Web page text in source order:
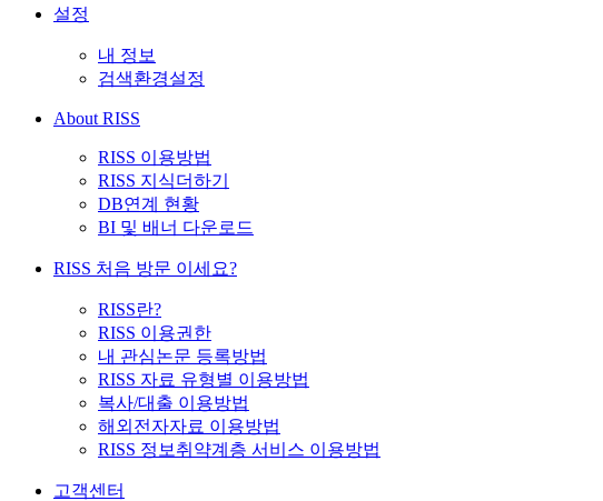
설정
내 정보
검색환경설정
About RISS
RISS 이용방법
RISS 지식더하기
DB연계 현황
BI 및 배너 다운로드
RISS 처음 방문 이세요?
RISS란?
RISS 이용권한
내 관심논문 등록방법
RISS 자료 유형별 이용방법
복사/대출 이용방법
해외전자자료 이용방법
RISS 정보취약계층 서비스 이용방법
고객센터